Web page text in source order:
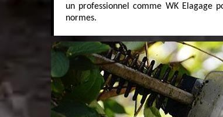
un professionnel comme WK Elagage
normes.